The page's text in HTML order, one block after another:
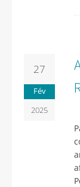
27
Fév
2025